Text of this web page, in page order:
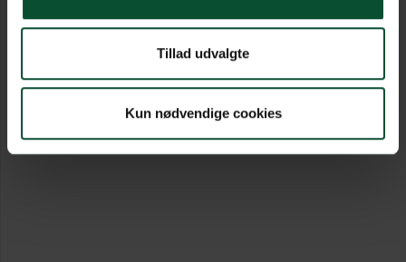
Tillad udvalgte
Kun nødvendige cookies